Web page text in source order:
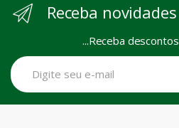
Receba novidades
...Receba descontos